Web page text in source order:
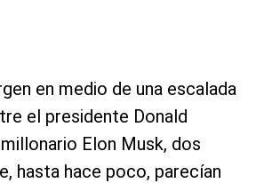
en medio de una escalada
el presidente Donald
Elon Musk, dos
hasta hace poco, parecían